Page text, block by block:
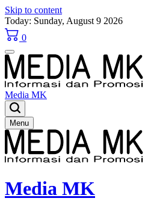
Skip to content
Today: Sunday, August 9 2026
0
Media MK
Menu
Media MK